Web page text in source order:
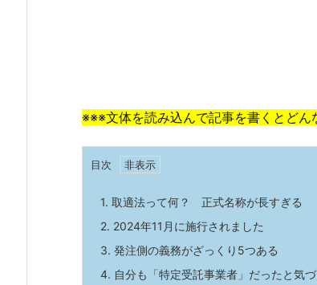
※※※文体を読み込んで記事を書くとど
目次
1. 取適法って何？ 正式名称が長すぎる
2. 2024年11月に施行されました
3. 発注側の義務がざっくり5つある
4. 自分も「特定受託事業者」だったと気